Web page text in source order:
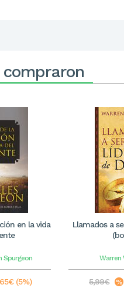
en la vida
Spurgeon
(5%)
Llamados a
Warren
5,99€